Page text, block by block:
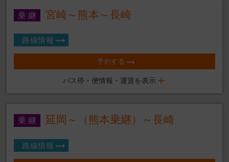
宮崎～熊本～長崎
路線情報
予約する
バス停・便情報・運賃を表示
延岡～（熊本乗継）～長崎
路線情報